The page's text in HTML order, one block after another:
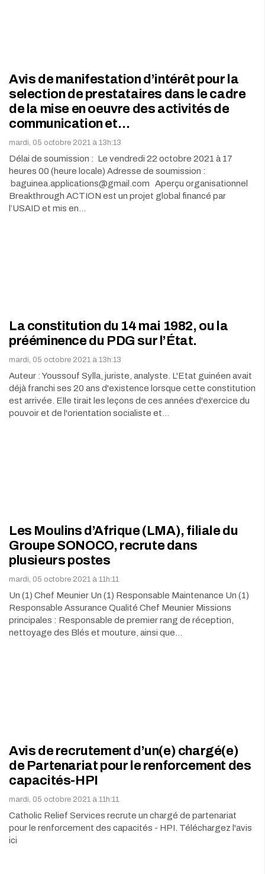
Avis de manifestation d’intérêt pour la
selection de prestataires dans le cadre
de la mise en oeuvre des activités de
communication et…
mardi, 05 octobre 2021 à 13h:13
Délai de soumission : Le vendredi 22 octobre 2021 à 17
heures 00 (heure locale) Adresse de soumission :
baguinea.applications@gmail.com Aperçu organisationnel
Breakthrough ACTION est un projet global financé par
l’USAID et mis en…
La constitution du 14 mai 1982, ou la
prééminence du PDG sur l’État.
mardi, 05 octobre 2021 à 13h:13
Auteur : Youssouf Sylla, juriste, analyste. L'Etat guinéen avait
déjà franchi ses 20 ans d'existence lorsque cette constitution
est arrivée. Elle tirait les leçons de ces années d'exercice du
pouvoir et de l'orientation socialiste et…
Les Moulins d’Afrique (LMA), filiale du
Groupe SONOCO, recrute dans
plusieurs postes
mardi, 05 octobre 2021 à 11h:11
Un (1) Chef Meunier Un (1) Responsable Maintenance Un (1)
Responsable Assurance Qualité Chef Meunier Missions
principales : Responsable de premier rang de réception,
nettoyage des Blés et mouture, ainsi que…
Avis de recrutement d’un(e) chargé(e)
de Partenariat pour le renforcement des
capacités-HPI
mardi, 05 octobre 2021 à 11h:11
Catholic Relief Services recrute un chargé de partenariat
pour le renforcement des capacités - HPI. Téléchargez l'avis
ici